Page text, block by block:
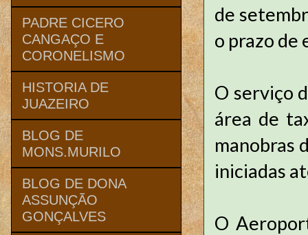
de
o prazo de
O serviço
área de
manobras
iniciadas
O
PADRE CICERO
CANGAÇO E
CORONELISMO
HISTORIA DE
JUAZEIRO
BLOG DE
MONS.MURILO
BLOG DE DONA
ASSUNÇÃO
GONÇALVES